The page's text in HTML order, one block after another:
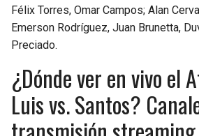
Félix Torres, Omar Campos; Alan
Emerson Rodríguez, Juan Brunetta,
Preciado.
¿Dónde ver en vivo el
Luis vs. Santos?